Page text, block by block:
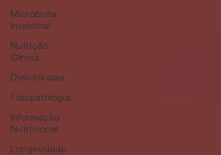
Microbiota
Intestinal
Nutrição
Clínica
Dietoterapia
Fisiopatologia
Informação
Nutricional
Longevidade